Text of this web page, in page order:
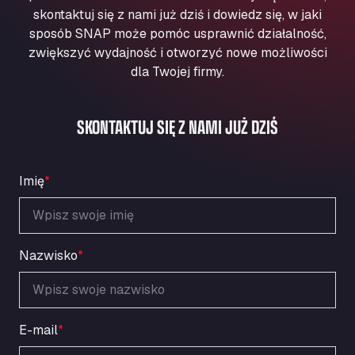
Aqua Ariva GmbH
Marie-Curie-Straße 24, 68219
Aral Autohof Bockel
An der Autobahn 1, 27404
Oppelner Str. 1, 31167
ARAL Autohof Merklingen
ARAL Autohof Preis
Schellweilerstraße 1, 66871
ARAL Tankstelle - XXL Truckwash.de
GmbH
Obernburger Str. 127, 63811
Ardleigh South Services
a120 westbound, CO77SL
Area 47 Hermanos Rico
skontaktuj się z nami już dziś i dowiedz się, w jaki
sposób SNAP może pomóc usprawnić działalność,
zwiększyć wydajność i otworzyć nowe możliwości
dla Twojej firmy.
SKONTAKTUJ SIĘ Z NAMI JUŻ DZIŚ
Imię*
Nazwisko*
E-mail*